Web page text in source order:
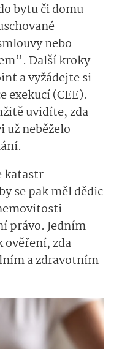
bytu či domu
nebo
Další kroky
a vyžádejte si
exekucí (CEE).
uvidíte, zda
už neběželo
katastr
se pak měl dědic
právo. Jedním
ověření, zda
a zdravotním